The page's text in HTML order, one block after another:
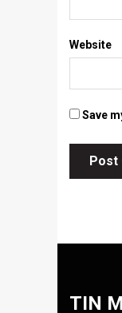
Website
Save
TIN